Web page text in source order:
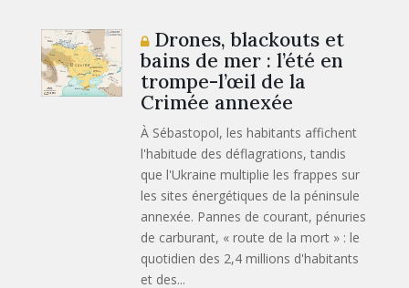
Drones, blackouts et
bains de mer : l’été en
trompe-l’œil de la
Crimée annexée
À Sébastopol, les habitants affichent
l'habitude des déflagrations, tandis
que l'Ukraine multiplie les frappes sur
les sites énergétiques de la péninsule
annexée. Pannes de courant, pénuries
de carburant, « route de la mort » : le
quotidien des 2,4 millions d'habitants
et des...